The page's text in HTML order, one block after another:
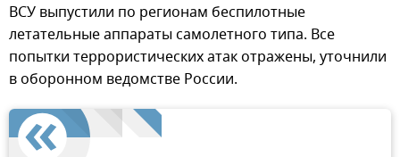
ВСУ выпустили по регионам беспилотные
летательные аппараты самолетного типа. Все
попытки террористических атак отражены, уточнили
в оборонном ведомстве России.